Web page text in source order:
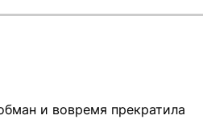
и вовремя прекратила